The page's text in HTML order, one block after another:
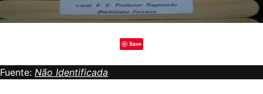
Save
Fuente: Não Identificada